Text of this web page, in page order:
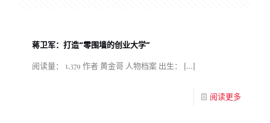
蒋卫军：打造“零围墙的创业大学”
阅读量： 1,379 作者 黄金哥 人物档案 出生： […]
阅读更多